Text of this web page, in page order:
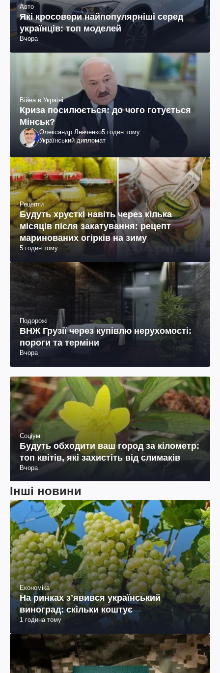
Авто
Які кросовери найпопулярніші серед
українців: топ моделей
Вчора
Війна в Україні
Криза посилюється: до чого готується
Мінськ?
Олександр Левченко5 годин тому
Український дипломат
Рецепти
Будуть хрусткі навіть через кілька
місяців після закатування: рецепт
маринованих огірків на зиму
5 годин тому
Подорожі
ВНЖ Грузії через купівлю нерухомості:
пороги та терміни
Вчора
Соціум
Будуть обходити ваш город за кілометр:
топ квітів, які захистіть від слимаків
Вчора
Інші новини
Економіка
На ринках зʼявився український
виноград: скільки коштує
1 година тому